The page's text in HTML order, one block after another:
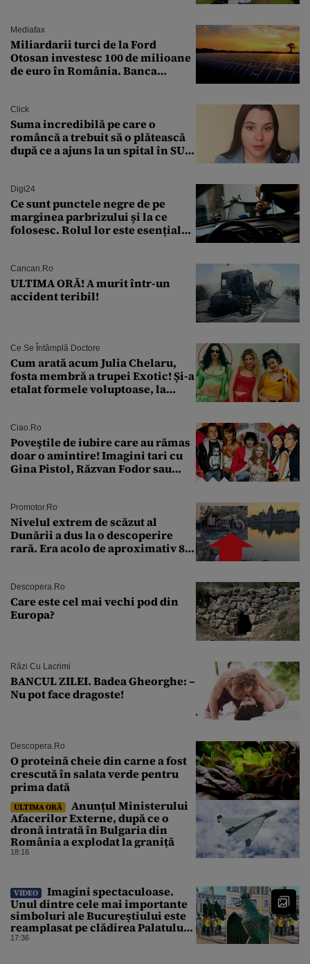
Mediafax
Miliardarii turci de la Ford
Otosan investesc 100 de milioane
de euro în România. Banca
Click
Suma incredibilă pe care o
româncă a trebuit să o plătească
după ce a ajuns la un spital în SUA:
Digi24
Ce sunt punctele negre de pe
marginea parbrizului și la ce
folosesc. Rolul lor este esențial
Cancan.ro
ULTIMA ORĂ! A murit într-un
accident teribil!
Ce Se Întâmplă Doctore
Cum arată acum Julia Chelaru,
fosta membră a trupei Exotic! Și-a
etalat formele voluptoase, la
Ciao.ro
Poveştile de iubire care au rămas
doar o amintire! Imagini tari cu
Gina Pistol, Răzvan Fodor sau
Promotor.ro
Nivelul extrem de scăzut al
Dunării a dus la o descoperire
rară. Era acolo de aproximativ 80
Descopera.ro
Care este cel mai vechi pod din
Europa?
Râzi Cu Lacrimi
BANCUL ZILEI. Badea Gheorghe: –
Nu pot face dragoste!
Descopera.ro
O proteină cheie din carne a fost
crescută în salata verde pentru
prima dată
ULTIMA ORĂ
Anunțul Ministerului
Afacerilor Externe, după ce o
dronă intrată în Bulgaria din
România a explodat la graniță
18:16
VIDEO
Imagini spectaculoase.
Unul dintre cele mai importante
simboluri ale Bucureștiului este
reamplasat pe clădirea Palatului
Universității
17:36